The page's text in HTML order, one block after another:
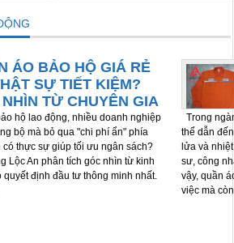
ÁO BẢO HỘ GIÁ RẺ
SỰ TIẾT KIỆM?
TỪ CHUYÊN GIA
hộ lao động, nhiều doanh nghiệp
bộ mà bỏ qua "chi phí ẩn" phía
thực sự giúp tối ưu ngân sách?
Lộc An phân tích góc nhìn từ kinh
quyết định đầu tư thông minh nhất.
Trong
thể dẫn
lửa và
sư, công
vậy, quần
việc mà